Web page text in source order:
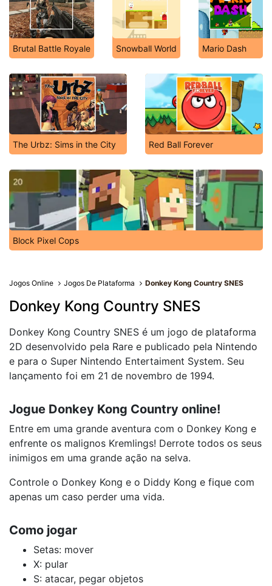
Brutal Battle Royale Snowball World Mario Dash
The Urbz: Sims in the City Red Ball Forever
Block Pixel Cops
Jogos Online Jogos De Plataforma Donkey Kong Country SNES
Donkey Kong Country SNES
Donkey Kong Country SNES é um jogo de plataforma
2D desenvolvido pela Rare e publicado pela Nintendo
e para o Super Nintendo Entertaiment System. Seu
lançamento foi em 21 de novembro de 1994.
Jogue Donkey Kong Country online!
Entre em uma grande aventura com o Donkey Kong e
enfrente os malignos Kremlings! Derrote todos os seus
inimigos em uma grande ação na selva.
Controle o Donkey Kong e o Diddy Kong e fique com
apenas um caso perder uma vida.
Como jogar
Setas: mover
X: pular
S: atacar, pegar objetos